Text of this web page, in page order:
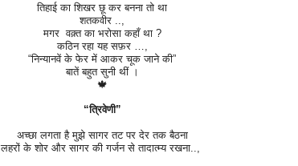
तिहाई का शिखर छू कर बनना तो था
शतकवीर ..,
मगर वक़्त का भरोसा कहाँ था ?
कठिन रहा यह सफ़र …,
“निन्यानवें के फेर में आकर चूक जाने की”
बातें बहुत सुनी थीं ।
🍁
“त्रिवेणी”
अच्छा लगता है मुझे सागर तट पर देर तक बैठना
लहरों के शोर और सागर की गर्जन से तादात्म्य रखना..,